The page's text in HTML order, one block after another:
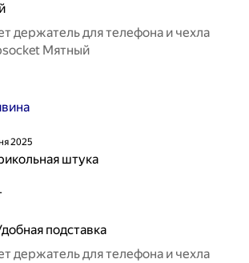
держатель для телефона и чехла
Мятный
2025
штука
подставка
держатель для телефона и чехла